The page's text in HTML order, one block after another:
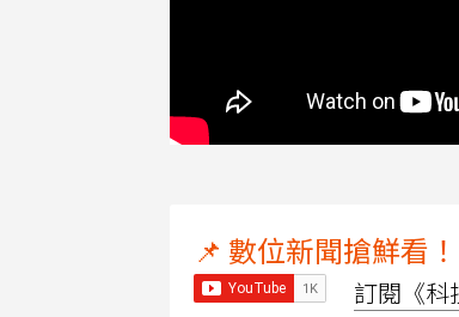
📌 數位新聞搶鮮看！
訂閱《科